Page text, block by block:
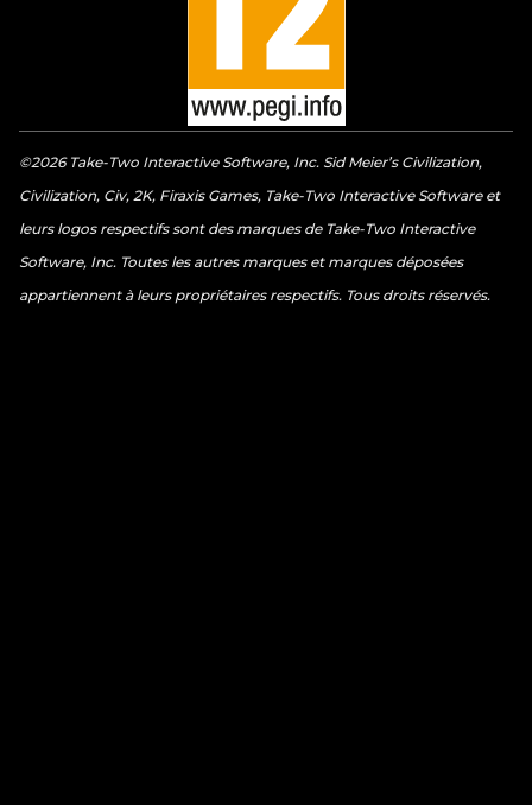
©2026 Take-Two Interactive Software, Inc. Sid Meier’s Civilization,
Civilization, Civ, 2K, Firaxis Games, Take-Two Interactive Software et
leurs logos respectifs sont des marques de Take-Two Interactive
Software, Inc. Toutes les autres marques et marques déposées
appartiennent à leurs propriétaires respectifs. Tous droits réservés.